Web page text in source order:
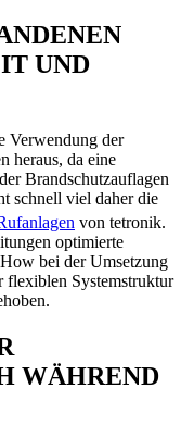
UND
Verwendung der
heraus, da eine
Brandschutzauflagen
schnell viel daher die
von tetronik.
optimierte
bei der Umsetzung
flexiblen Systemstruktur
WÄHREND